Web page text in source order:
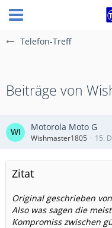
Telefon-Treff
Beiträge von
Motorola Moto G
Wishmaster1805 15.
Zitat
Original geschrieben
Also was sagen die
Kompromiss zwischen